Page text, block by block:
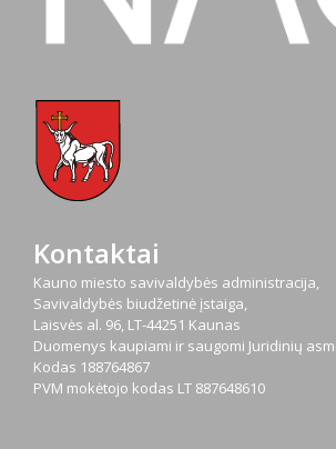
Kontaktai
Kauno miesto savivaldybės administracija,
Savivaldybės biudžetinė įstaiga,
Laisvės al. 96, LT-44251 Kaunas
Duomenys kaupiami ir saugomi Juridinių
Kodas 188764867
PVM mokėtojo kodas LT 887648610